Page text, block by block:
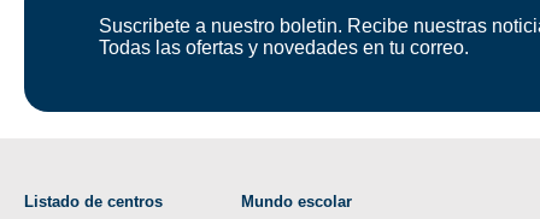
Suscribete a nuestro boletin. Recibe nuestras
Todas las ofertas y novedades en tu correo.
Listado de centros Mundo escolar